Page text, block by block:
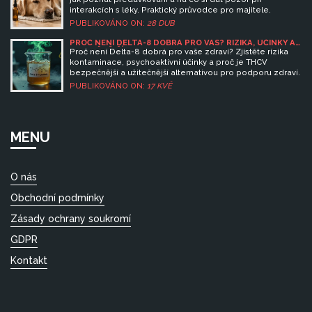
interakcích s léky. Praktický průvodce pro majitele.
PUBLIKOVÁNO ON: 28 DUB
PROČ NENÍ DELTA-8 DOBRÁ PRO VÁS? RIZIKA, ÚČINKY A
BEZPEČNĚJŠÍ ALTERNATIVA THCV
Proč není Delta-8 dobrá pro vaše zdraví? Zjistěte rizika
kontaminace, psychoaktivní účinky a proč je THCV
bezpečnější a užitečnější alternativou pro podporu zdraví.
PUBLIKOVÁNO ON: 17 KVĚ
MENU
O nás
Obchodní podmínky
Zásady ochrany soukromí
GDPR
Kontakt